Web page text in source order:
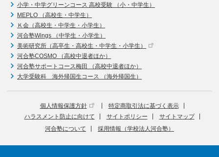
小学・中学グリーンコース 高校受験 （小・中学生）
MEPLO （高校生・中学生）
Ｋ会（高校生・中学生・小学生）
河合塾Wings （中学生・小学生）
美術研究所（高卒生・高校生・中学生・小学生）
河合塾COSMO （高校中退者ほか）
河合塾サポートコース梅田 （高校中退者ほか）
大学受験科 海外帰国生コース （海外帰国生）
個人情報保護方針
特定商取引法に基づく表示
ハラスメント防止に向けて
サイトポリシー
サイトマップ
河合塾について
採用情報（学校法人河合塾）